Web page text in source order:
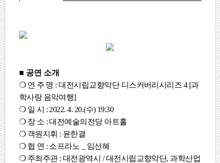
■ 공연 소개
❍ 연 주 명 :대전시립교향악단 디스커버리시리즈 4 [과
학사랑 음악여행]
❍ 일 시 : 2022. 4. 20.(수) 19:30
❍ 장 소 :대전예술의전당 아트홀
❍ 객원지휘 : 윤한결
❍ 협 연 : 소프라노
임선혜
❍ 주최주관 : 대전광역시 /대전시립교향악단,과학산업